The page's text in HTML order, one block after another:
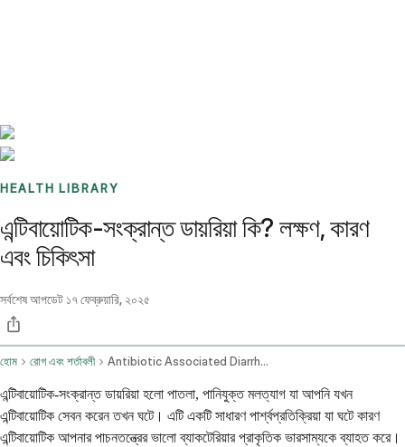
HEALTH LIBRARY
এন্টিবায়োটিক-সংক্রান্ত ডায়রিয়া কি? লক্ষণ, কারণ
এবং চিকিৎসা
সর্বশেষ আপডেট ১৭ ফেব্রুয়ারি, ২০২৫
হোম রোগ এবং শর্তাবলী Antibiotic Associated Diarrhea
এন্টিবায়োটিক-সংক্রান্ত ডায়রিয়া হলো পাতলা, পানিযুক্ত মলত্যাগ যা আপনি যখন
এন্টিবায়োটিক সেবন করেন তখন ঘটে। এটি একটি সাধারণ পার্শ্বপ্রতিক্রিয়া যা ঘটে কারণ
এন্টিবায়োটিক আপনার পাচনতন্ত্রের ভালো ব্যাকটেরিয়ার প্রাকৃতিক ভারসাম্যকে ব্যাহত করে।